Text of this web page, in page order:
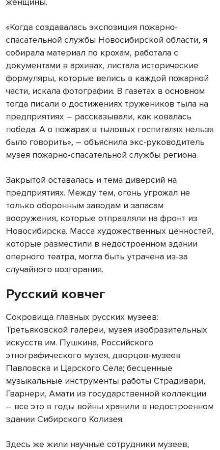
«Когда создавалась экспозиция пожарно-
спасательной службы Новосибирской области, я
собирала материал по крохам, работала с
документами в архивах, листала исторические
формуляры, которые велись в каждой пожарной
части, искала фотографии. В газетах в основном
тогда писали о достижениях тружеников тыла на
предприятиях – рассказывали, как ковалась
победа. А о пожарах в тыловых госпиталях нельзя
было говорить», – объяснила экс-руководитель
музея пожарно-спасательной службы региона.
Закрытой оставалась и тема диверсий на
предприятиях. Между тем, огонь угрожал не
только оборонным заводам и запасам
вооружения, которые отправляли на фронт из
Новосибирска. Масса художественных ценностей,
которые разместили в недостроенном здании
оперного театра, могла быть утрачена из-за
случайного возгорания.
Русский ковчег
Сокровища главных русских музеев:
Третьяковской галереи, музея изобразительных
искусств им. Пушкина, Российского
этнографического музея, дворцов-музеев
Павловска и Царского Села; бесценные
музыкальные инструменты работы Страдивари,
Гварнери, Амати из государственной коллекции
– все это в годы войны хранили в недостроенном
здании Сибирского Колизея.
Здесь же жили научные сотрудники музеев,